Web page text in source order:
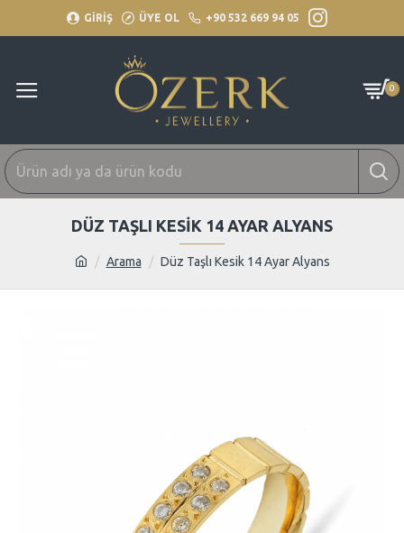
GİRİŞ ÜYE OL +90 532 669 94 05
0
Arama Düz Taşlı Kesik 14 Ayar Alyans
DÜZ TAŞLI KESIK 14 AYAR ALYANS